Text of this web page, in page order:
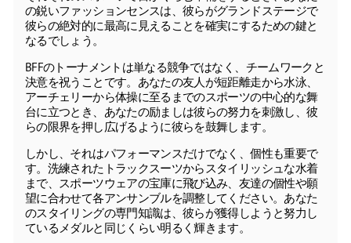
の鋭いファッションセンスは、彼らがグランドステージで
彼らの絶対的に最高に見えることを確実にするための鍵と
なるでしょう。
BFFのトーナメントは単なる競争ではなく、チームワークと
決意を祝うことです。あなたの友人が短距離走から水泳、
アーチェリーから体操に至るまでのスポーツの中心的な舞
台に立つとき、あなたの励ましは彼らの努力を刺激し、彼
らの限界を押し広げるように彼らを鼓舞します。
しかし、それはパフォーマンスだけでなく、個性も重要で
す。洗練されたトラックスーツからスタイリッシュな水着
まで、スポーツウェアの宝庫に飛び込み、友達の個性や願
望に合わせて各アンサンブルを調整してください。あなた
のスタイリングの専門知識は、彼らが獲得しようと努力し
ているメダルと同じくらい明るく輝きます。